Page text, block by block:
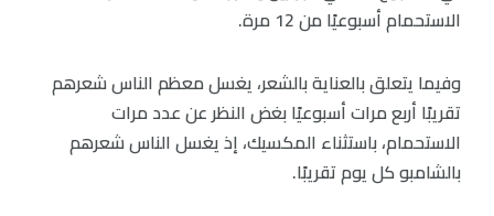
الاستحمام أسبوعيًا من 12 مرة.
وفيما يتعلق بالعناية بالشعر، يغسل معظم الناس شعرهم
تقريبًا أربع مرات أسبوعيًا بغض النظر عن عدد مرات
الاستحمام، باستثناء المكسيك، إذ يغسل الناس شعرهم
بالشامبو كل يوم تقريبًا.